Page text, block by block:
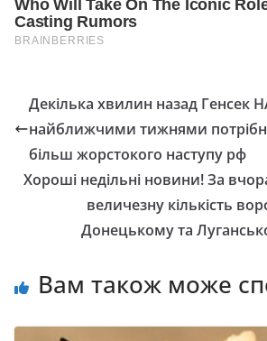
Декілька хвилин назад Генсек
найближчими тижнями
більш жорстокого наступу рф
Хороші недільні новини! За
величезну кількість
Донецькому та
Вам також може